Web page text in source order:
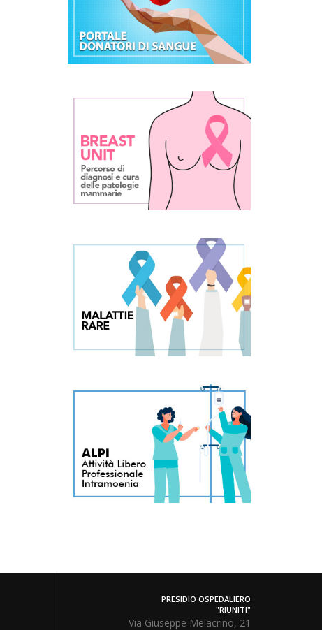
PRESIDIO OSPEDALIERO
"RIUNITI"
Via Giuseppe Melacrino, 21